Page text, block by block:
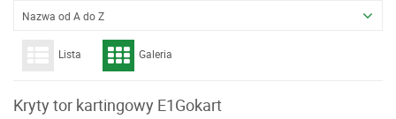
Nazwa od A do Z
Lista Galeria
Kryty tor kartingowy E1Gokart